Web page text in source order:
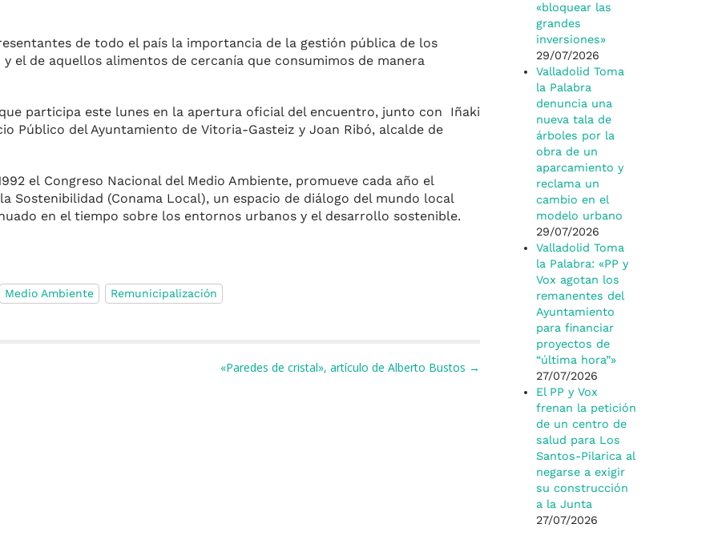
de todo el país la importancia de la gestión pública de los
el de aquellos alimentos de cercanía que consumimos de manera
participa este lunes en la apertura oficial del encuentro, junto con Iñaki
Público del Ayuntamiento de Vitoria-Gasteiz y Joan Ribó, alcalde de
el Congreso Nacional del Medio Ambiente, promueve cada año el
Sostenibilidad (Conama Local), un espacio de diálogo del mundo local
en el tiempo sobre los entornos urbanos y el desarrollo sostenible.
Medio Ambiente Remunicipalización
«Paredes de cristal», artículo de Alberto Bustos →
«bloquear las
grandes
inversiones»
29/07/2026
Valladolid Toma
la Palabra
denuncia una
nueva tala de
árboles por la
obra de un
aparcamiento y
reclama un
cambio en el
modelo urbano
29/07/2026
Valladolid Toma
la Palabra: «PP y
Vox agotan los
remanentes del
Ayuntamiento
para financiar
proyectos de
“última hora”»
27/07/2026
El PP y Vox
frenan la petición
de un centro de
salud para Los
Santos-Pilarica al
negarse a exigir
su construcción
a la Junta
27/07/2026